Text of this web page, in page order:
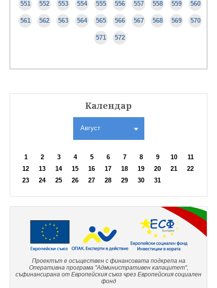
551 552 553 554 555 556 557 558 559 560
561 562 563 564 565 566 567 568 569 570
571 572
Календар
Август
1 2 3 4 5 6 7 8 9 10
11
12
13 14 15 16 17 18 19 20 21
22
23
24 25 26 27 28 29 30 31
Проектът е осъществен с финансовата подкрепа на
Оперативна програма "Административен капацитет",
съфинансирана от Европейския съюз чрез Европейския социален
фонд